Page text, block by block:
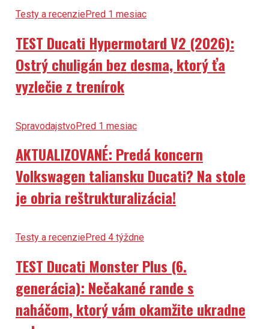
Testy a recenziePred 1 mesiac
TEST Ducati Hypermotard V2 (2026):
Ostrý chuligán bez desma, ktorý ťa
vyzlečie z trenírok
SpravodajstvoPred 1 mesiac
AKTUALIZOVANÉ: Predá koncern
Volkswagen taliansku Ducati? Na stole
je obria reštrukturalizácia!
Testy a recenziePred 4 týždne
TEST Ducati Monster Plus (6.
generácia): Nečakané rande s
naháčom, ktorý vám okamžite ukradne